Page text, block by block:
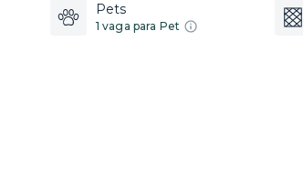
Pets
1 vaga para Pet